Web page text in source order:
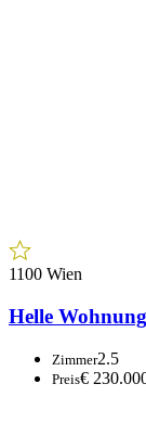
1100 Wien
Helle
Zimmer2.5
Preis€